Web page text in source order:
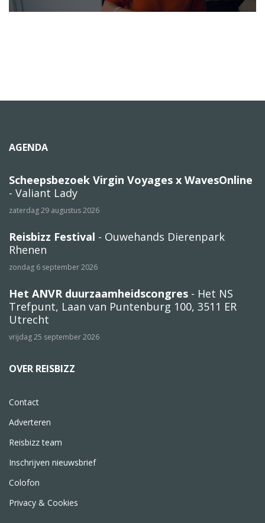
AGENDA
Scheepsbezoek Virgin Voyages x WavesOnline
- Valiant Lady
zaterdag 29 augustus 2026
Reisbizz Festival - Ouwehands Dierenpark
Rhenen
zondag 6 september 2026
Het ANVR duurzaamheidscongres - Het NS
Trefpunt, Laan van Puntenburg 100, 3511 ER
Utrecht
vrijdag 25 september 2026
OVER REISBIZZ
Contact
Adverteren
Reisbizz team
Inschrijven nieuwsbrief
Colofon
Privacy & Cookies